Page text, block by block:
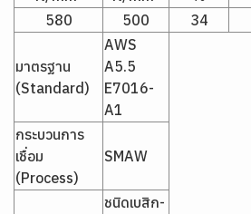
580 500 34
มาตรฐาน
(Standard)
AWS
A5.5
E7016-
A1
กระบวนการ
เชื่อม
(Process)
SMAW
ชนิดเบสิก-